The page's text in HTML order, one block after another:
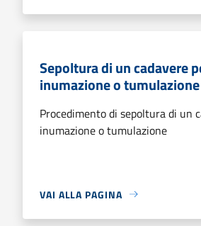
Sepoltura di un cadavere
inumazione o tumulazione
Procedimento di sepoltura di un
inumazione o tumulazione
VAI ALLA PAGINA